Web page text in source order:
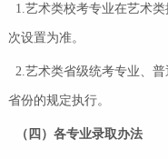
1.艺术类校考专业在艺术
次设置为准。
2.艺术类省级统考专业、
省份的规定执行。
（四）各专业录取办法